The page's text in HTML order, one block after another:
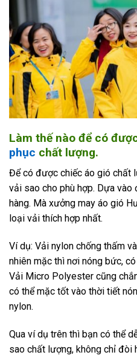
Làm thế nào để có
phục chất lượng.
Để có được chiếc áo gió chất
vải sao cho phù hợp. Dựa
hàng. Mà xưởng may áo gió
loại vải thích hợp nhất.
Ví dụ: Vải nylon chống thấm
nhiên mặc thì nơi nóng bức,
Vải Micro Polyester cũng
có thể mặc tốt vào thời tiết
nylon.
Qua ví dụ trên thì bạn có thể
sao chất lượng, không chỉ